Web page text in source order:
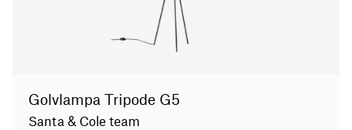
Golvlampa Tripode G5
Santa & Cole team